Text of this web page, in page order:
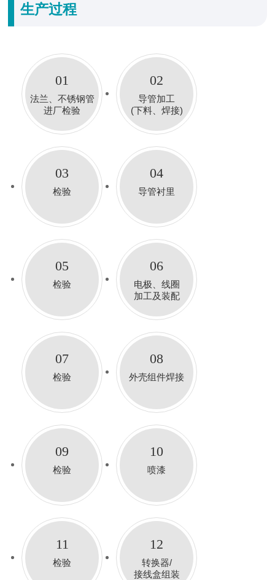
生产过程
01
法兰、不锈钢管
进厂检验
02
导管加工
(下料、焊接)
03
检验
04
导管衬里
05
检验
06
电极、线圈
加工及装配
07
检验
08
外壳组件焊接
09
检验
10
喷漆
11
检验
12
转换器/
接线盒组装